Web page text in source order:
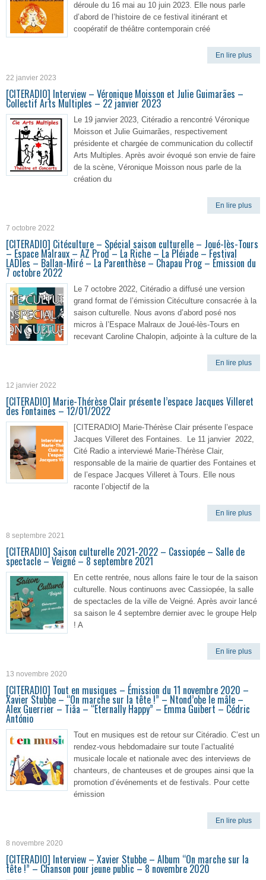
déroule du 16 mai au 10 juin 2023. Elle nous parle
d’abord de l’histoire de ce festival itinérant et
coopératif de théâtre contemporain créé
En lire plus
22 janvier 2023
[CITERADIO] Interview – Véronique Moisson et Julie Guimarães –
Collectif Arts Multiples – 22 janvier 2023
Le 19 janvier 2023, Citéradio a rencontré Véronique
Moisson et Julie Guimarães, respectivement
présidente et chargée de communication du collectif
Arts Multiples. Après avoir évoqué son envie de faire
de la scène, Véronique Moisson nous parle de la
création du
En lire plus
7 octobre 2022
[CITERADIO] Citéculture – Spécial saison culturelle – Joué-lès-Tours
– Espace Malraux – AZ Prod – La Riche – La Pléiade – Festival
LADIes – Ballan-Miré – La Parenthèse – Chapau Prog – Émission du
7 octobre 2022
Le 7 octobre 2022, Citéradio a diffusé une version
grand format de l’émission Citéculture consacrée à la
saison culturelle. Nous avons d’abord posé nos
micros à l’Espace Malraux de Joué-lès-Tours en
recevant Caroline Chalopin, adjointe à la culture de la
En lire plus
12 janvier 2022
[CITERADIO] Marie-Thérèse Clair présente l’espace Jacques Villeret
des Fontaines – 12/01/2022
[CITERADIO] Marie-Thérèse Clair présente l’espace
Jacques Villeret des Fontaines. Le 11 janvier 2022,
Cité Radio a interviewé Marie-Thérèse Clair,
responsable de la mairie de quartier des Fontaines et
de l’espace Jacques Villeret à Tours. Elle nous
raconte l’objectif de la
En lire plus
8 septembre 2021
[CITERADIO] Saison culturelle 2021-2022 – Cassiopée – Salle de
spectacle – Veigné – 8 septembre 2021
En cette rentrée, nous allons faire le tour de la saison
culturelle. Nous continuons avec Cassiopée, la salle
de spectacles de la ville de Veigné. Après avoir lancé
sa saison le 4 septembre dernier avec le groupe Help
! A
En lire plus
13 novembre 2020
[CITERADIO] Tout en musiques – Émission du 11 novembre 2020 –
Xavier Stubbe – “On marche sur la tête !” – Ntond’obe le mâle –
Alex Guerrier – Tiâa – “Eternally Happy” – Emma Guibert – Cédric
António
Tout en musiques est de retour sur Citéradio. C’est un
rendez-vous hebdomadaire sur toute l’actualité
musicale locale et nationale avec des interviews de
chanteurs, de chanteuses et de groupes ainsi que la
promotion d’événements et de festivals. Pour cette
émission
En lire plus
8 novembre 2020
[CITERADIO] Interview – Xavier Stubbe – Album “On marche sur la
tête !” – Chanson pour jeune public – 8 novembre 2020